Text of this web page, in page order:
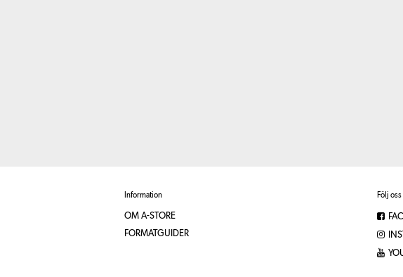
Information
OM A-STORE
FORMATGUIDER
Följ oss